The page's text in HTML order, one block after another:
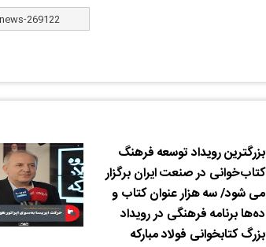
بزرگترین رویداد توسعه فرهنگ
کتاب‌خوانی در صنعت ایران برگزار
می شود/ سه هزار عنوان کتاب و
ده‌ها برنامه فرهنگی در رویداد
بزرگ کتابخوانی فولاد مبارکه